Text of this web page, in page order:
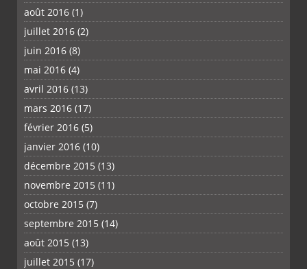
août 2016 (1)
juillet 2016 (2)
juin 2016 (8)
mai 2016 (4)
avril 2016 (13)
mars 2016 (17)
février 2016 (5)
janvier 2016 (10)
décembre 2015 (13)
novembre 2015 (11)
octobre 2015 (7)
septembre 2015 (14)
août 2015 (13)
juillet 2015 (17)